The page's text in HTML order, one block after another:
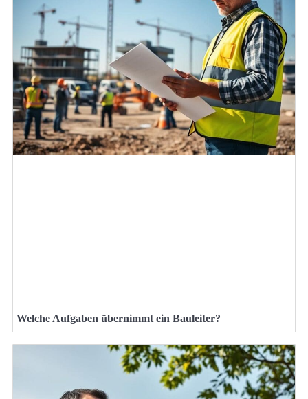
Welche Aufgaben übernimmt ein Bauleiter?